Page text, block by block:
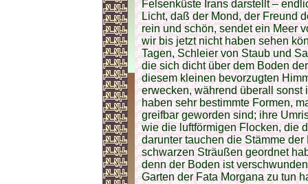
Felsenküste Irans darstellt –
Licht, daß der Mond, der Freund
rein und schön, sendet ein Meer
wir bis jetzt nicht haben sehen
Tagen, Schleier von Staub und
die sich dicht über dem Boden
diesem kleinen bevorzugten
erwecken, während überall sonst
haben sehr bestimmte Formen,
greifbar geworden sind; ihre
wie die luftförmigen Flocken, die
darunter tauchen die Stämme
schwarzen Sträußen geordnet
denn der Boden ist
Garten der Fata Morgana zu tun